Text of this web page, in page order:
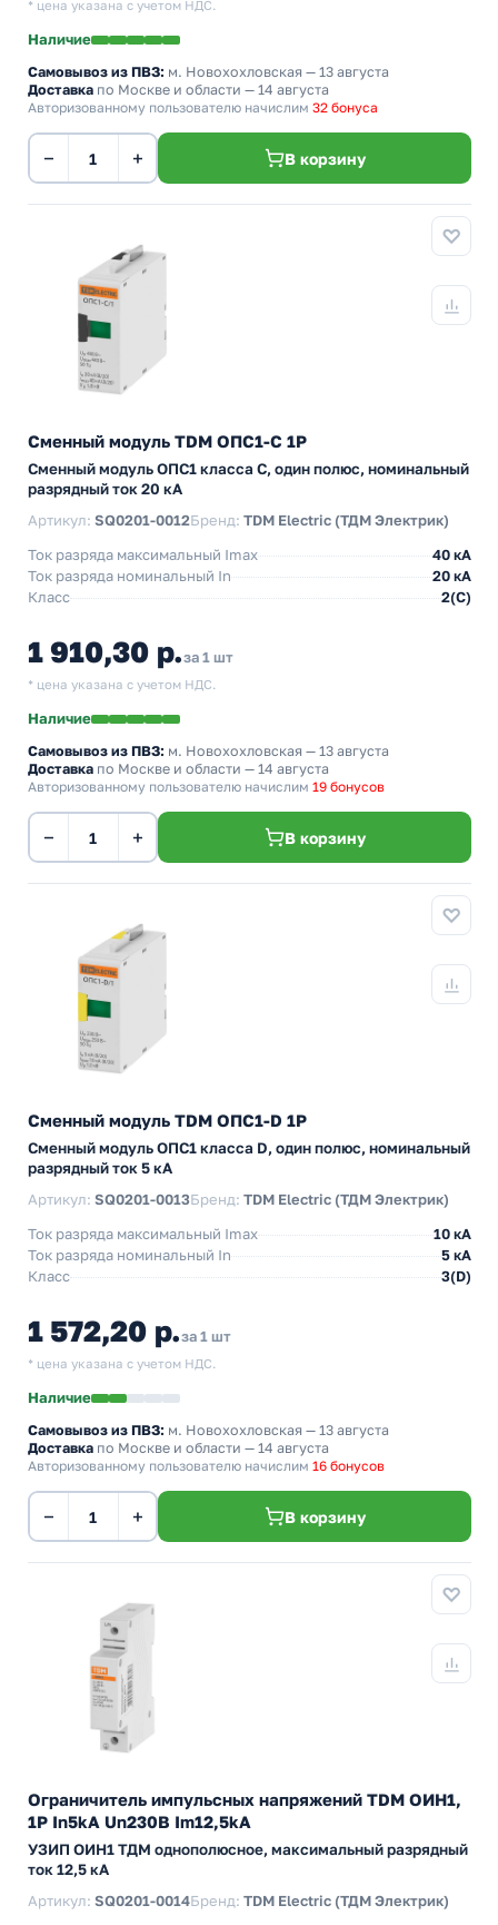
* цена указана с учетом НДС.
Наличие
Самовывоз из ПВЗ: м. Новохохловская — 13 августа
Доставка по Москве и области — 14 августа
Авторизованному пользователю начислим 32 бонуса
− + В корзину
Сменный модуль TDM ОПС1-C 1P
Сменный модуль ОПС1 класса C, один полюс, номинальный
разрядный ток 20 кА
Артикул: SQ0201-0012Бренд: TDM Electric (ТДМ Электрик)
Ток разряда максимальный Imax
40 кА
Ток разряда номинальный In
20 кА
Класс
2(C)
1 910,30 р.за 1 шт
* цена указана с учетом НДС.
Наличие
Самовывоз из ПВЗ: м. Новохохловская — 13 августа
Доставка по Москве и области — 14 августа
Авторизованному пользователю начислим 19 бонусов
− + В корзину
Сменный модуль TDM ОПС1-D 1P
Сменный модуль ОПС1 класса D, один полюс, номинальный
разрядный ток 5 кА
Артикул: SQ0201-0013Бренд: TDM Electric (ТДМ Электрик)
Ток разряда максимальный Imax
10 кА
Ток разряда номинальный In
5 кА
Класс
3(D)
1 572,20 р.за 1 шт
* цена указана с учетом НДС.
Наличие
Самовывоз из ПВЗ: м. Новохохловская — 13 августа
Доставка по Москве и области — 14 августа
Авторизованному пользователю начислим 16 бонусов
− + В корзину
Ограничитель импульсных напряжений TDM ОИН1,
1Р In5kA Un230B Im12,5kA
УЗИП ОИН1 ТДМ однополюсное, максимальный разрядный
ток 12,5 кА
Артикул: SQ0201-0014Бренд: TDM Electric (ТДМ Электрик)